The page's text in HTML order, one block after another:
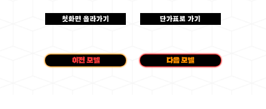
첫화면 올라가기 단가표로 가기
이전 모델 다음 모델